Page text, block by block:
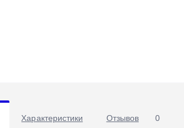
Характеристики Отзывов 0